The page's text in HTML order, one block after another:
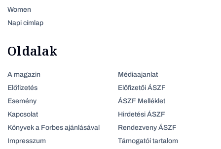
Women
Napi címlap
Oldalak
A magazin
Előfizetés
Esemény
Kapcsolat
Könyvek a Forbes ajánlásával
Impresszum
Médiaajanlat
Előfizetői ÁSZF
ÁSZF Melléklet
Hirdetési ÁSZF
Rendezveny ÁSZF
Támogatói tartalom